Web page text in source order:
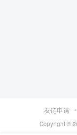
友链申请
Copyright ©